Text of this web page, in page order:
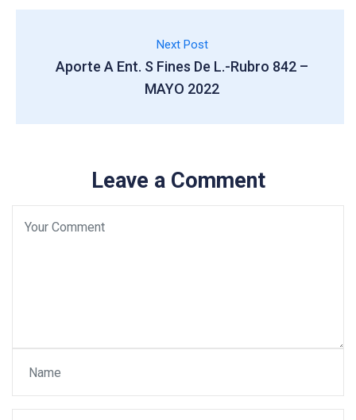
Next Post
Aporte A Ent. S Fines De L.-Rubro 842 –
MAYO 2022
Leave a Comment